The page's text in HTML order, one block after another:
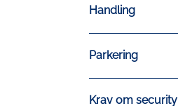
Handling
Parkering
Krav om security